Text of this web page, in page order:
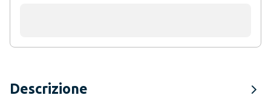
Descrizione